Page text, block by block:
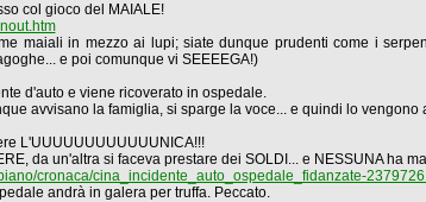
col gioco del MAIALE!
maiali in mezzo ai lupi; siate dunque prudenti come i
e poi comunque vi SEEEEGA!)
d'auto e viene ricoverato in ospedale.
avvisano la famiglia, si sparge la voce... e quindi lo vengono
L'UUUUUUUUUUUUNICA!!!
da un'altra si faceva prestare dei SOLDI... e NESSUNA ha
cronaca/cina_incidente_auto_ospedale_fidanzate-
andrà in galera per truffa. Peccato.